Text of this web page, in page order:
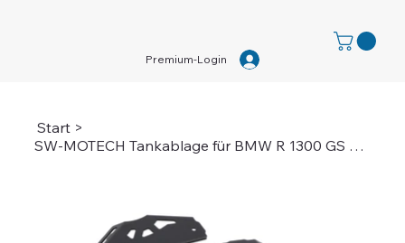
Premium-Login
Start >
SW-MOTECH Tankablage für BMW R 1300 GS Adventure